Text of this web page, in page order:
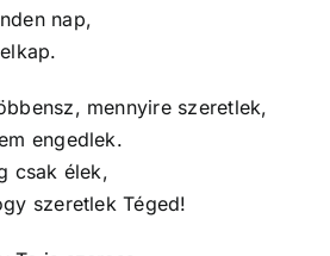
nap,
mennyire szeretlek,
engedlek.
csak élek,
szeretlek Téged!